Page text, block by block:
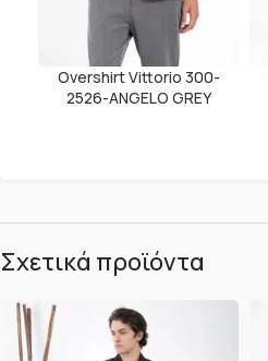
Overshirt Vittorio 300-
2526-ANGELO GREY
Σχετικά προϊόντα